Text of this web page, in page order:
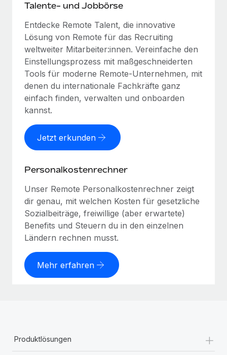
Talente- und Jobbörse
Entdecke Remote Talent, die innovative
Lösung von Remote für das Recruiting
weltweiter Mitarbeiter:innen. Vereinfache den
Einstellungsprozess mit maßgeschneiderten
Tools für moderne Remote-Unternehmen, mit
denen du internationale Fachkräfte ganz
einfach finden, verwalten und onboarden
kannst.
Jetzt erkunden
Personalkostenrechner
Unser Remote Personalkostenrechner zeigt
dir genau, mit welchen Kosten für gesetzliche
Sozialbeiträge, freiwillige (aber erwartete)
Benefits und Steuern du in den einzelnen
Ländern rechnen musst.
Mehr erfahren
Produktlösungen +